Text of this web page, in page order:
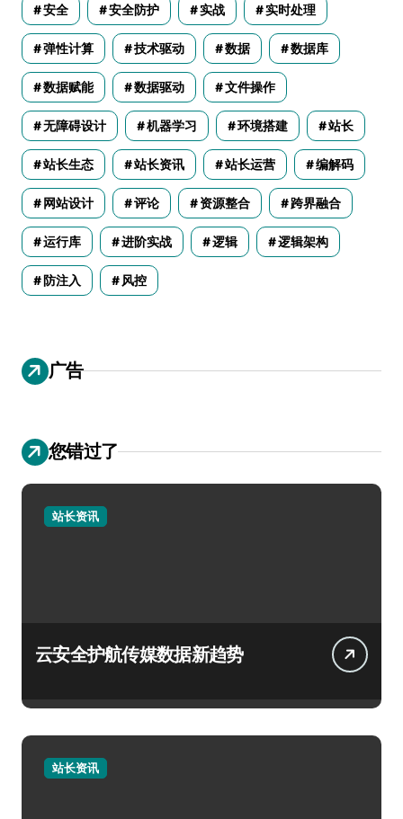
安全 安全防护 实战 实时处理
弹性计算 技术驱动 数据 数据库
数据赋能 数据驱动 文件操作
无障碍设计 机器学习 环境搭建 站长
站长生态 站长资讯 站长运营 编解码
网站设计 评论 资源整合 跨界融合
运行库 进阶实战 逻辑 逻辑架构
防注入 风控
广告
您错过了
站长资讯
云安全护航传媒数据新趋势
站长资讯